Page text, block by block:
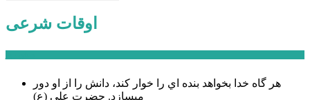
اوقات شرعی
هر گاه خدا بخواهد بنده اي را خوار كند، دانش را از او دور
میسازد. حضرت علی (ع)